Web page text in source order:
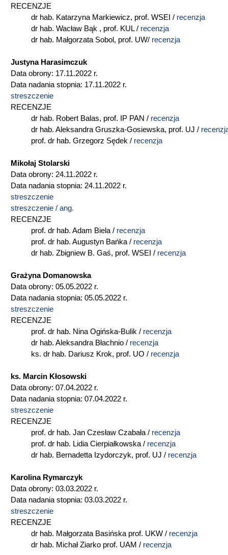
RECENZJE
dr hab. Katarzyna Markiewicz, prof. WSEI / recenzja
dr hab. Wacław Bąk , prof. KUL / recenzja
dr hab. Małgorzata Sobol, prof. UW/ recenzja
Justyna Harasimczuk
Data obrony: 17.11.2022 r.
Data nadania stopnia: 17.11.2022 r.
streszczenie
RECENZJE
dr hab. Robert Balas, prof. IP PAN / recenzja
dr hab. Aleksandra Gruszka-Gosiewska, prof. UJ /
prof. dr hab. Grzegorz Sędek / recenzja
Mikołaj Stolarski
Data obrony: 24.11.2022 r.
Data nadania stopnia: 24.11.2022 r.
streszczenie
streszczenie / ang.
RECENZJE
prof. dr hab. Adam Biela / recenzja
prof. dr hab. Augustyn Bańka / recenzja
dr hab. Zbigniew B. Gaś, prof. WSEI / recenzja
Grażyna Domanowska
Data obrony: 05.05.2022 r.
Data nadania stopnia: 05.05.2022 r.
streszczenie
RECENZJE
prof. dr hab. Nina Ogińska-Bulik / recenzja
dr hab. Aleksandra Błachnio / recenzja
ks. dr hab. Dariusz Krok, prof. UO / recenzja
ks. Marcin Kłosowski
Data obrony: 07.04.2022 r.
Data nadania stopnia: 07.04.2022 r.
streszczenie
RECENZJE
prof. dr hab. Jan Czesław Czabała / recenzja
prof. dr hab. Lidia Cierpiałkowska / recenzja
dr hab. Bernadetta Izydorczyk, prof. UJ / recenzja
Karolina Rymarczyk
Data obrony: 03.03.2022 r.
Data nadania stopnia: 03.03.2022 r.
streszczenie
RECENZJE
dr hab. Małgorzata Basińska prof. UKW / recenzja
dr hab. Michał Ziarko prof. UAM / recenzja